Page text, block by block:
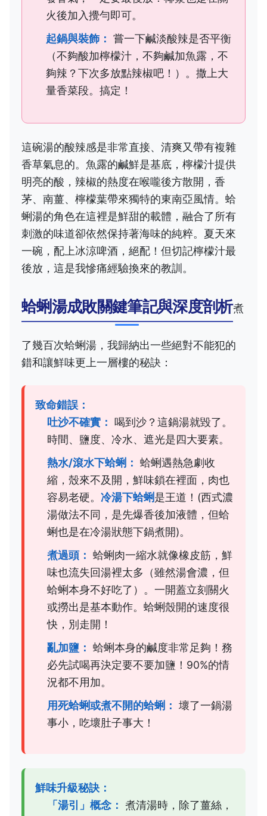
火後加入攪勻即可。
起鍋與裝飾： 嘗一下鹹淡酸辣是否平衡
（不夠酸加檸檬汁，不夠鹹加魚露，不
夠辣？下次多放點辣椒吧！）。撒上大
量香菜段。搞定！
這碗湯的酸辣感是非常直接、清爽又帶有複雜
香草氣息的。魚露的鹹鮮是基底，檸檬汁提供
明亮的酸，辣椒的熱度在喉嚨後方散開，香
茅、南薑、檸檬葉帶來獨特的東南亞風情。蛤
蜊湯的角色在這裡是鮮甜的載體，融合了所有
刺激的味道卻依然保持著海味的純粹。夏天來
一碗，配上冰涼啤酒，絕配！但切記檸檬汁最
後放，這是我慘痛經驗換來的教訓。
蛤蜊湯成敗關鍵筆記與深度剖析煮
了幾百次蛤蜊湯，我歸納出一些絕對不能犯的
錯和讓鮮味更上一層樓的秘訣：
致命錯誤：
吐沙不確實： 喝到沙？這鍋湯就毀了。
時間、鹽度、冷水、遮光是四大要素。
熱水/滾水下蛤蜊： 蛤蜊遇熱急劇收
縮，殼來不及開，鮮味鎖在裡面，肉也
容易老硬。 冷湯下蛤蜊是王道！(西式濃
湯做法不同，是先爆香後加液體，但蛤
蜊也是在冷湯狀態下鍋煮開)。
煮過頭： 蛤蜊肉一縮水就像橡皮筋，鮮
味也流失回湯裡太多（雖然湯會濃，但
蛤蜊本身不好吃了）。一開蓋立刻關火
或撈出是基本動作。蛤蜊殼開的速度很
快，別走開！
亂加鹽： 蛤蜊本身的鹹度非常足夠！務
必先試喝再決定要不要加鹽！90%的情
況都不用加。
用死蛤蜊或煮不開的蛤蜊： 壞了一鍋湯
事小，吃壞肚子事大！
鮮味升級秘訣：
「湯引」概念： 煮清湯時，除了薑絲，